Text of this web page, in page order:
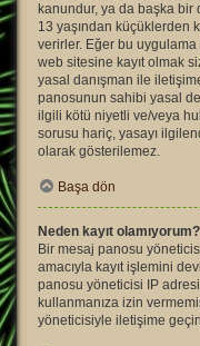
kanundur, ya da başka
13 yaşından küçüklerden
verirler. Eğer bu
web sitesine kayıt olmak
yasal danışman ile
panosunun sahibi yasal
ilgili kötü niyetli ve/veya
sorusu hariç, yasayı
olarak gösterilemez.
Başa dön
Neden kayıt olamıyorum?
Bir mesaj panosu
amacıyla kayıt işlemini
panosu yöneticisi IP
kullanmanıza izin
yöneticisiyle iletişime